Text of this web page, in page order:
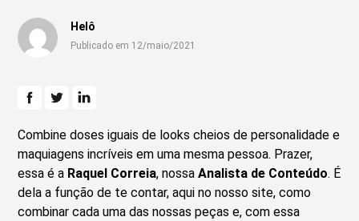
Helô
Publicado em 12/maio/2021
Combine doses iguais de looks cheios de personalidade e
maquiagens incríveis em uma mesma pessoa. Prazer,
essa é a Raquel Correia, nossaAnalista de Conteúdo. É
dela a função de te contar, aqui no nosso site, como
combinar cada uma das nossas peças e, com essa